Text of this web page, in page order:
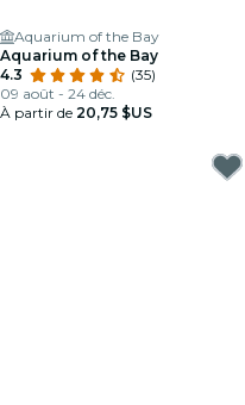
Aquarium of the Bay
Aquarium of the Bay
4.3
(35)
09 août - 24 déc.
À partir de 20,75 $US